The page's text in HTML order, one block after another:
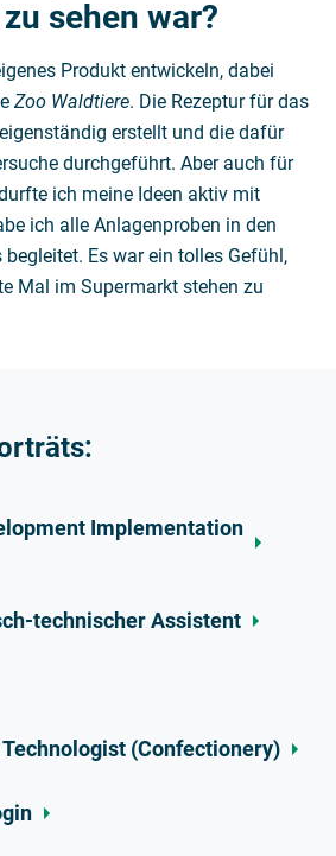
sehen war?
Produkt entwickeln, dabei
Zoo Waldtiere. Die Rezeptur für das
erstellt und die dafür
durchgeführt. Aber auch für
ich meine Ideen aktiv mit
ich alle Anlagenproben in den
Es war ein tolles Gefühl,
Mal im Supermarkt stehen zu
Implementation
technischer Assistent
(Confectionery)